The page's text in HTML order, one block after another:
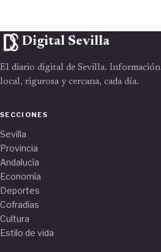
Digital Sevilla
El diario digital de Sevilla. Información
local, rigurosa y cercana, cada día.
SECCIONES
Sevilla
Provincia
Andalucía
Economía
Deportes
Cofradías
Cultura
Estilo de vida